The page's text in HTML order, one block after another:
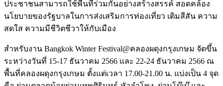
ประชาชนสามารถใช้พื้นที่ร่วมกันอย่างสร้างสรรค์ สอดคล้อง
นโยบายของรัฐบาลในการส่งเสริมการท่องเที่ยว เติมสีสัน ความ
สดใส ความมีชีวิตชีวาให้กับเมือง
สำหรับงาน Bangkok Winter Festival@คลองผดุงกรุงเกษม จัดขึ้น
ระหว่างวันที่ 15-17 ธันวาคม 2566 และ 22-24 ธันวาคม 2566 ณ
พื้นที่คลองผดุงกรุงเกษม ตั้งแต่เวลา 17.00-21.00 น. แบ่งเป็น 4 จุด